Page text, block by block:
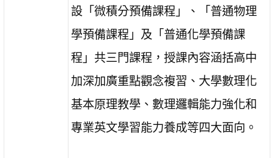
設「微積分預備課程」、「普通物理
學預備課程」及「普通化學預備課
程」共三門課程，授課內容涵括高中
加深加廣重點觀念複習、大學數理化
基本原理教學、數理邏輯能力強化和
專業英文學習能力養成等四大面向。